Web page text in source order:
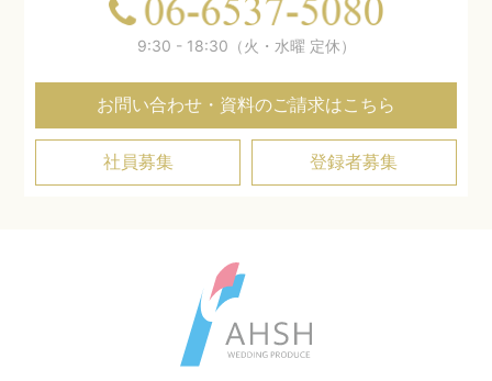
9:30 - 18:30（火・水曜 定休）
お問い合わせ・資料のご請求はこちら
社員募集 登録者募集